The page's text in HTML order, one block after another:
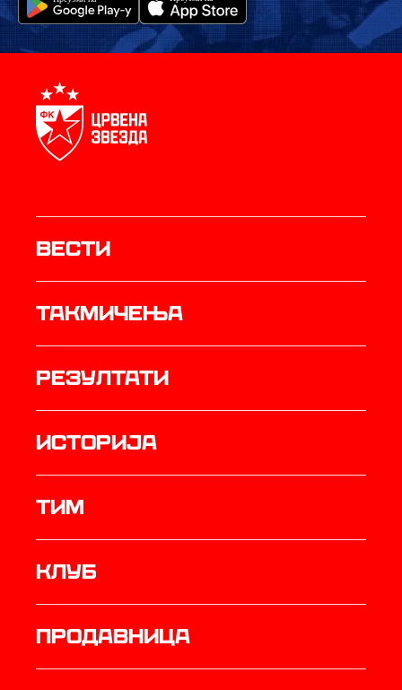
Вести
Такмичења
резултати
историја
ТИМ
Клуб
продавница